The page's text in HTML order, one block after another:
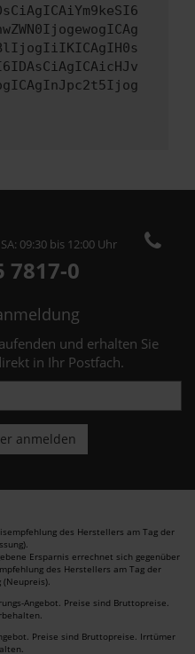
09:30 bis 12:00 Uhr
7817-0
und erhalten Sie
in Ihr Postfach.
des Herstellers am Tag der
Ersparnis errechnet sich gegenüber
des Herstellers am Tag der
(Neupreis).
Angebot. Preise sind Bruttopreise.
Preise sind Bruttopreise. Irrtümer